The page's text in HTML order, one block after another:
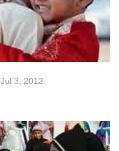
Jul 3, 2012